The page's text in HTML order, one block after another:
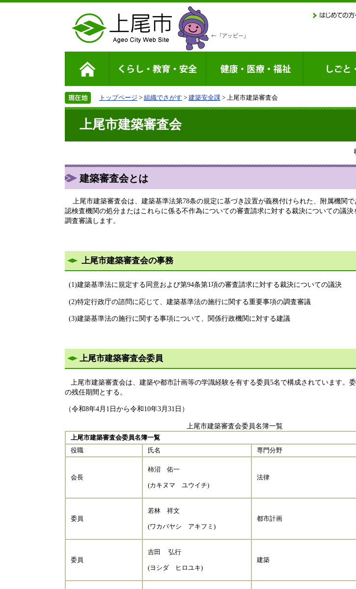
トップページ > 組織でさがす > 建築安全課 > 上尾市建築審査会
上尾市建築審査会
建築審査会とは
上尾市建築審査会は、建築基準法第78条の規定に基づき設置が義務付けられた、附属機関
認検査機関の処分またはこれらに係る不作為についての審査請求に対する裁決についての議
調査審議します。
上尾市建築審査会の事務
(1)建築基準法に規定する同意および第94条第1項の審査請求に対する裁決についての議決
(2)特定行政庁の諮問に応じて、建築基準法の施行に関する重要事項の調査審議
(3)建築基準法の施行に関する事項について、関係行政機関に対する建議
上尾市建築審査会委員
上尾市建築審査会は、建築や都市計画等の学識経験を有する委員5名で構成されています。委
の残任期間とする。
（令和8年4月1日から令和10年3月31日）
上尾市建築審査会委員名簿一覧
上尾市建築審査会委員名簿一覧
役職
氏名 専門分野
会長
柿沼 佑一
(カキヌマ ユウイチ)
法律
委員
若林 祥文
(ワカバヤシ アキフミ)
都市計画
委員
吉田 弘行
(ヨシダ ヒロユキ)
建築